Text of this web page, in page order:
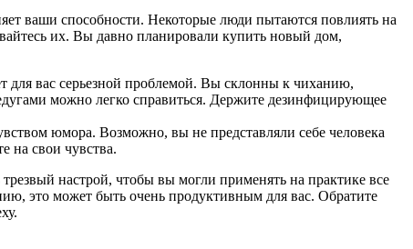
ваши способности. Некоторые люди пытаются повлиять на
их. Вы давно планировали купить новый дом,
для вас серьезной проблемой. Вы склонны к чиханию,
можно легко справиться. Держите дезинфицирующее
юмора. Возможно, вы не представляли себе человека
на свои чувства.
настрой, чтобы вы могли применять на практике все
это может быть очень продуктивным для вас. Обратите